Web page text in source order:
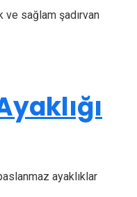
sağlam şadırvan
ayaklıklar